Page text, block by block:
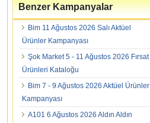
Benzer Kampanyalar
Bim 11 Ağustos 2026 Salı Aktüel
Ürünler Kampanyası
Şok Market 5 - 11 Ağustos 2026 Fırsat
Ürünleri Kataloğu
Bim 7 - 9 Ağustos 2026 Aktüel Ürünler
Kampanyası
A101 6 Ağustos 2026 Aldın Aldın